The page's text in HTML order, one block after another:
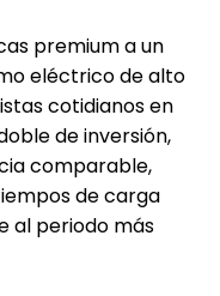
premium a un
eléctrico de alto
cotidianos en
de inversión,
comparable,
de carga
al periodo más